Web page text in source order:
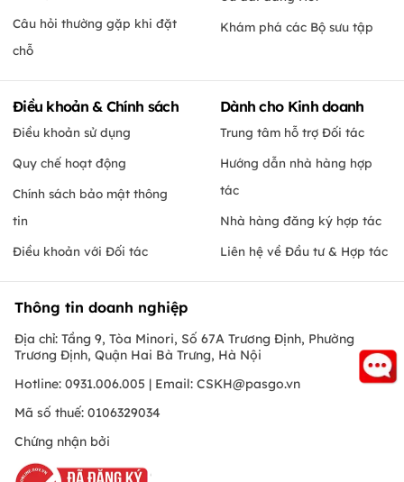
Câu hỏi thường gặp khi đặt
chỗ
Khám phá các Bộ sưu tập
Điều khoản & Chính sách
Điều khoản sử dụng
Quy chế hoạt động
Chính sách bảo mật thông
tin
Điều khoản với Đối tác
Dành cho Kinh doanh
Trung tâm hỗ trợ Đối tác
Hướng dẫn nhà hàng hợp
tác
Nhà hàng đăng ký hợp tác
Liên hệ về Đầu tư & Hợp tác
Thông tin doanh nghiệp
Địa chỉ: Tầng 9, Tòa Minori, Số 67A Trương Định, Phường
Trương Định, Quận Hai Bà Trưng, Hà Nội
Hotline: 0931.006.005 | Email: CSKH@pasgo.vn
Mã số thuế: 0106329034
Chứng nhận bởi